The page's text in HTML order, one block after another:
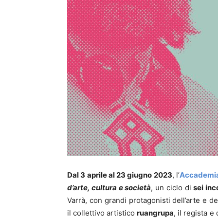
Dal 3 aprile al 23 giugno 2023, l’
d’arte, cultura e società, un ciclo disei
Varrà, con grandi protagonisti dell’arte e
il collettivo artisticoruangrupa, il regista e